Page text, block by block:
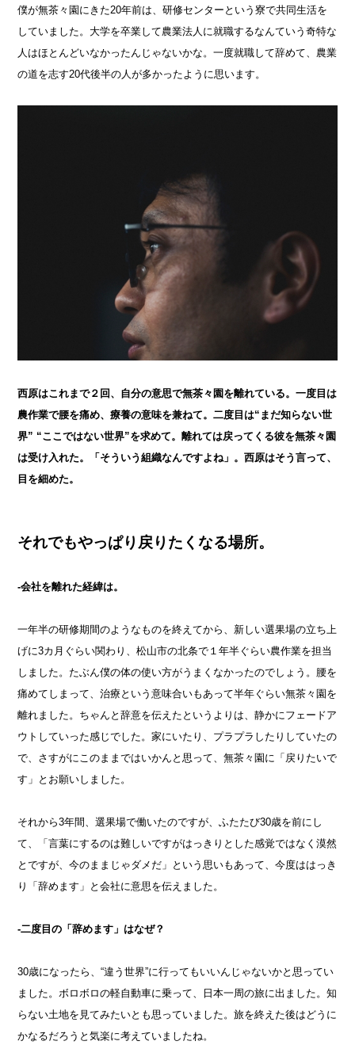
僕が無茶々園にきた20年前は、研修センターという寮で共同生活を
していました。大学を卒業して農業法人に就職するなんていう奇特な
人はほとんどいなかったんじゃないかな。一度就職して辞めて、農業
の道を志す20代後半の人が多かったように思います。
西原はこれまで２回、自分の意思で無茶々園を離れている。一度目は
農作業で腰を痛め、療養の意味を兼ねて。二度目は“まだ知らない世
界” “ここではない世界”を求めて。離れては戻ってくる彼を無茶々園
は受け入れた。「そういう組織なんですよね」。西原はそう言って、
目を細めた。
それでもやっぱり戻りたくなる場所。
-会社を離れた経緯は。
一年半の研修期間のようなものを終えてから、新しい選果場の立ち上
げに3カ月ぐらい関わり、松山市の北条で１年半ぐらい農作業を担当
しました。たぶん僕の体の使い方がうまくなかったのでしょう。腰を
痛めてしまって、治療という意味合いもあって半年ぐらい無茶々園を
離れました。ちゃんと辞意を伝えたというよりは、静かにフェードア
ウトしていった感じでした。家にいたり、プラプラしたりしていたの
で、さすがにこのままではいかんと思って、無茶々園に「戻りたいで
す」とお願いしました。
それから3年間、選果場で働いたのですが、ふたたび30歳を前にし
て、「言葉にするのは難しいですがはっきりとした感覚ではなく漠然
とですが、今のままじゃダメだ」という思いもあって、今度ははっき
り「辞めます」と会社に意思を伝えました。
-二度目の「辞めます」はなぜ？
30歳になったら、“違う世界”に行ってもいいんじゃないかと思ってい
ました。ボロボロの軽自動車に乗って、日本一周の旅に出ました。知
らない土地を見てみたいとも思っていました。旅を終えた後はどうに
かなるだろうと気楽に考えていましたね。